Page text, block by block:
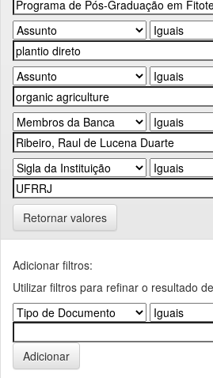
Retornar valores
Adicionar filtros:
Utilizar filtros para refinar o resultado